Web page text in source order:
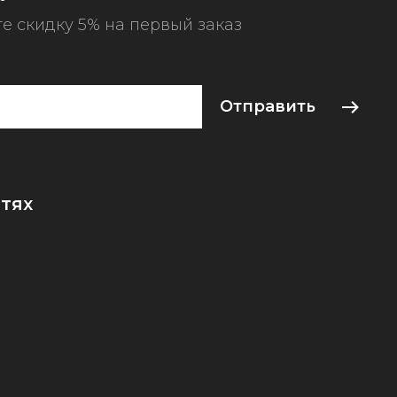
скидку 5% на первый заказ
Отправить